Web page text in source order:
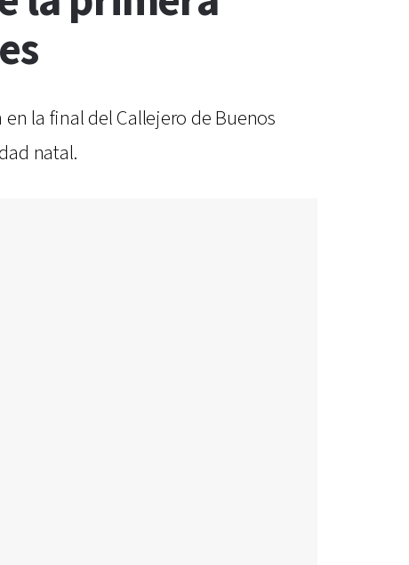
la final del Callejero de Buenos
natal.